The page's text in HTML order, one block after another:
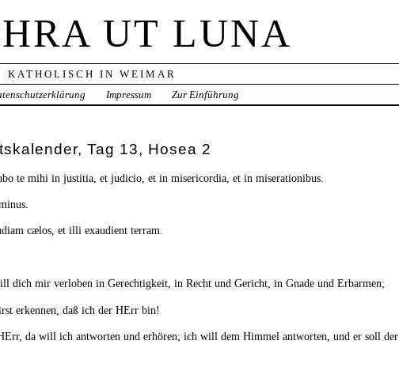
UT LUNA
KATHOLISCH IN WEIMAR
Impressum Zur Einführung
Tag 13, Hosea 2
te mihi in justitia, et judicio, et in misericordia, et in miserationibus.
cælos, et illi exaudient terram.
dich mir verloben in Gerechtigkeit, in Recht und Gericht, in Gnade und Erbarmen;
erkennen, daß ich der HErr bin!
da will ich antworten und erhören; ich will dem Himmel antworten, und er soll der